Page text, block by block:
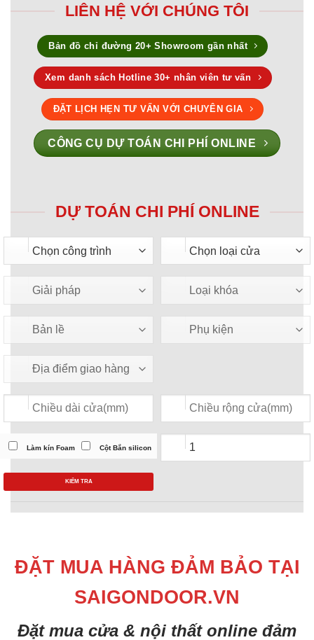
LIÊN HỆ VỚI CHÚNG TÔI
Bản đồ chỉ đường 20+ Showroom gần nhất
Xem danh sách Hotline 30+ nhân viên tư vấn
ĐẶT LỊCH HẸN TƯ VẤN VỚI CHUYÊN GIA
CÔNG CỤ DỰ TOÁN CHI PHÍ ONLINE
DỰ TOÁN CHI PHÍ ONLINE
Làm kín Foam Cột Bắn silicon
KIỂM TRA
ĐẶT MUA HÀNG ĐẢM BẢO TẠI
SAIGONDOOR.VN
Đặt mua cửa & nội thất online đảm